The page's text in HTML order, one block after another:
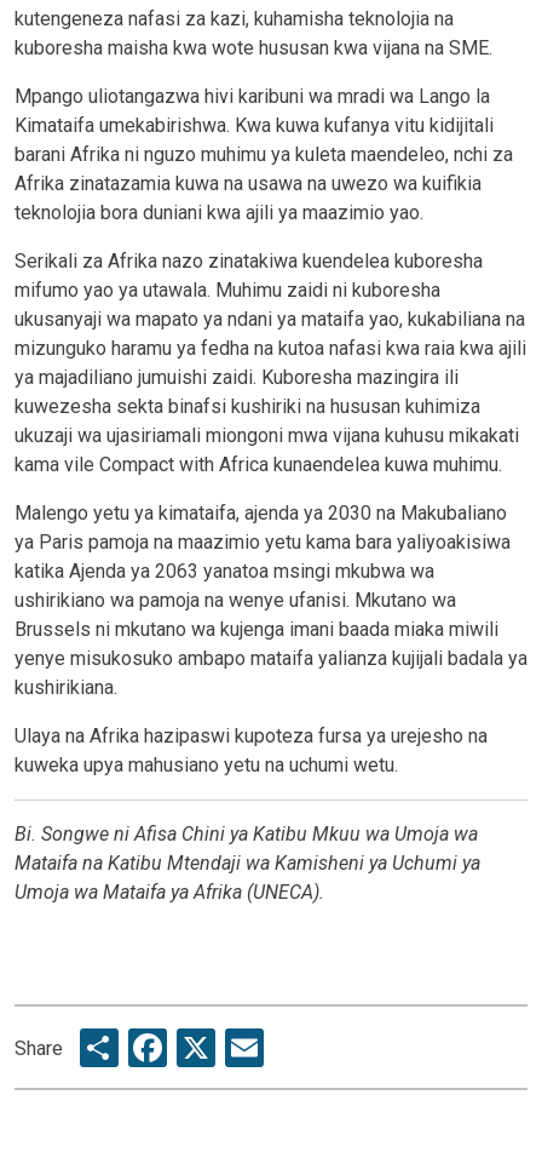
kutengeneza nafasi za kazi, kuhamisha teknolojia na
kuboresha maisha kwa wote hususan kwa vijana na SME.
Mpango uliotangazwa hivi karibuni wa mradi wa Lango la
Kimataifa umekabirishwa. Kwa kuwa kufanya vitu kidijitali
barani Afrika ni nguzo muhimu ya kuleta maendeleo, nchi za
Afrika zinatazamia kuwa na usawa na uwezo wa kuifikia
teknolojia bora duniani kwa ajili ya maazimio yao.
Serikali za Afrika nazo zinatakiwa kuendelea kuboresha
mifumo yao ya utawala. Muhimu zaidi ni kuboresha
ukusanyaji wa mapato ya ndani ya mataifa yao, kukabiliana na
mizunguko haramu ya fedha na kutoa nafasi kwa raia kwa ajili
ya majadiliano jumuishi zaidi. Kuboresha mazingira ili
kuwezesha sekta binafsi kushiriki na hususan kuhimiza
ukuzaji wa ujasiriamali miongoni mwa vijana kuhusu mikakati
kama vile Compact with Africa kunaendelea kuwa muhimu.
Malengo yetu ya kimataifa, ajenda ya 2030 na Makubaliano
ya Paris pamoja na maazimio yetu kama bara yaliyoakisiwa
katika Ajenda ya 2063 yanatoa msingi mkubwa wa
ushirikiano wa pamoja na wenye ufanisi. Mkutano wa
Brussels ni mkutano wa kujenga imani baada miaka miwili
yenye misukosuko ambapo mataifa yalianza kujijali badala ya
kushirikiana.
Ulaya na Afrika hazipaswi kupoteza fursa ya urejesho na
kuweka upya mahusiano yetu na uchumi wetu.
Bi. Songwe ni Afisa Chini ya Katibu Mkuu wa Umoja wa
Mataifa na Katibu Mtendaji wa Kamisheni ya Uchumi ya
Umoja wa Mataifa ya Afrika (UNECA).
Share ShareFacebook
X